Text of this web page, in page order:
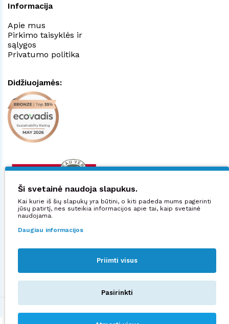
Informacija
Apie mus
Pirkimo taisyklės ir
sąlygos
Privatumo politika
Didžiuojamės:
Sekite mus:
©2026 UAB "Manjana".Privatumo politika
Ši svetainė naudoja slapukus.
Kai kurie iš šių slapukų yra būtini, o kiti padeda mums pagerinti
jūsų patirtį, nes suteikia informacijos apie tai, kaip svetainė
naudojama.
Daugiau informacijos
Priimti visus
Pasirinkti